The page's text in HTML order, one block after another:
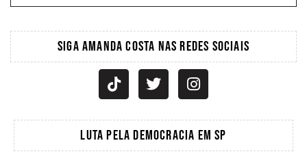
SIGA AMANDA COSTA NAS REDES SOCIAIS
LUTA PELA DEMOCRACIA EM SP